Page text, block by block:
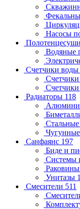
Насосы
Водяные
Счетчики воды
Радиаторы 118
Санфаянс 197
Биде и
Системы
Унитазы
Смесители 511